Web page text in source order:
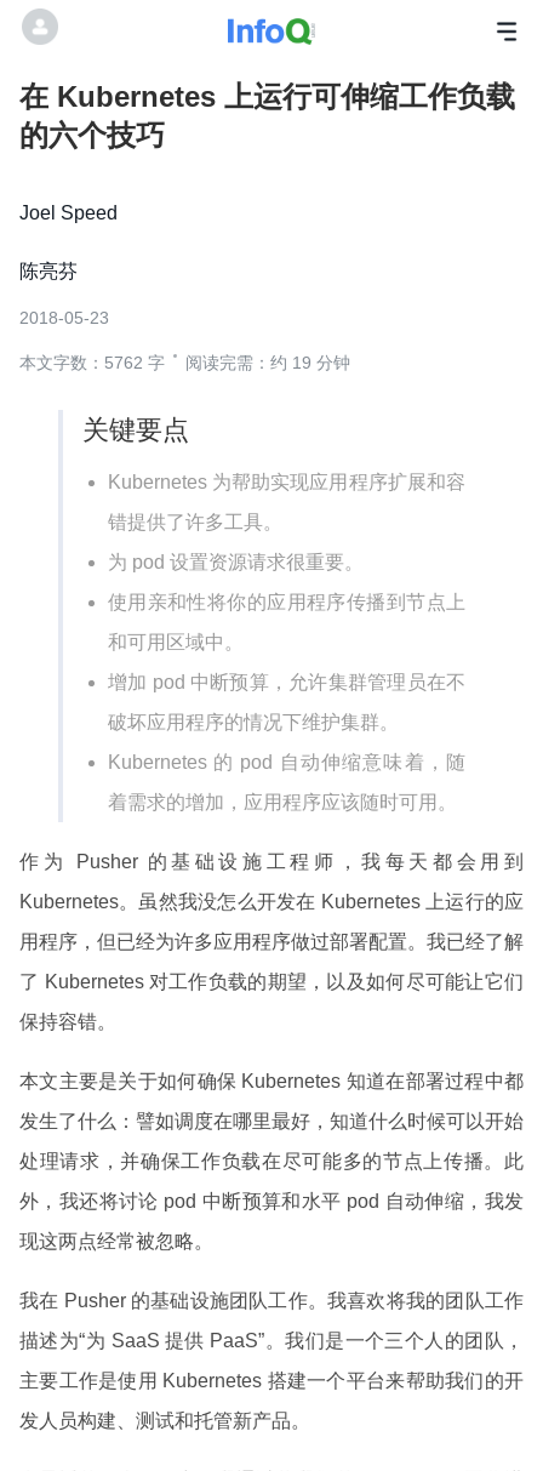
在 Kubernetes 上运行可伸缩工作负载
的六个技巧
Joel Speed
陈亮芬
2018-05-23
本文字数：5762 字 阅读完需：约 19 分钟
关键要点
Kubernetes 为帮助实现应用程序扩展和容
错提供了许多工具。
为 pod 设置资源请求很重要。
使用亲和性将你的应用程序传播到节点上
和可用区域中。
增加 pod 中断预算，允许集群管理员在不
破坏应用程序的情况下维护集群。
Kubernetes 的 pod 自动伸缩意味着，随
着需求的增加，应用程序应该随时可用。
作为 Pusher 的基础设施工程师，我每天都会用到
Kubernetes。虽然我没怎么开发在 Kubernetes 上运行的应
用程序，但已经为许多应用程序做过部署配置。我已经了解
了 Kubernetes 对工作负载的期望，以及如何尽可能让它们
保持容错。
本文主要是关于如何确保 Kubernetes 知道在部署过程中都
发生了什么：譬如调度在哪里最好，知道什么时候可以开始
处理请求，并确保工作负载在尽可能多的节点上传播。此
外，我还将讨论 pod 中断预算和水平 pod 自动伸缩，我发
现这两点经常被忽略。
我在 Pusher 的基础设施团队工作。我喜欢将我的团队工作
描述为“为 SaaS 提供 PaaS”。我们是一个三个人的团队，
主要工作是使用 Kubernetes 搭建一个平台来帮助我们的开
发人员构建、测试和托管新产品。